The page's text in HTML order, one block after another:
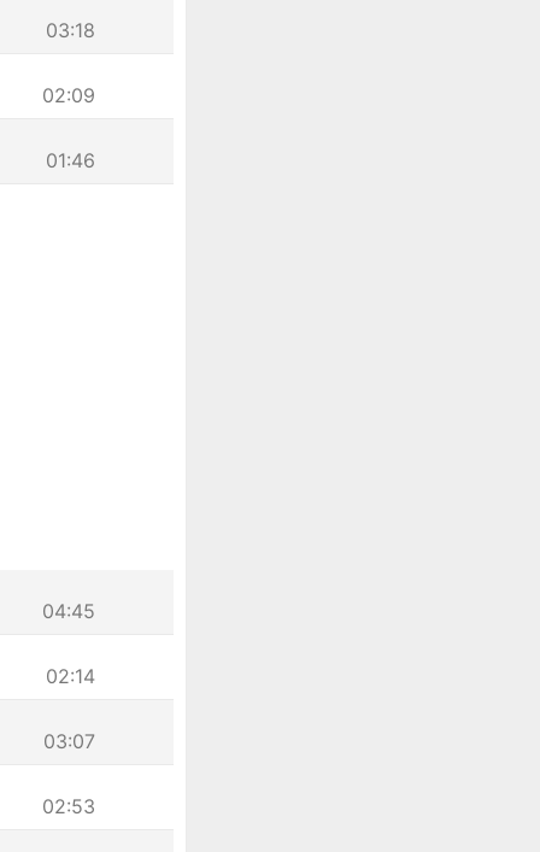
03:18
02:09
01:46
04:45
02:14
03:07
02:53